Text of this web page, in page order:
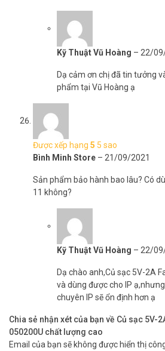
Kỹ Thuật Vũ Hoàng – 22/
Dạ cảm ơn chị đã tin tưởng
phẩm tại Vũ Hoàng ạ
Được xếp hạng 5 5 sao
Bình Minh Store – 21/09/2021
Sản phẩm bảo hành bao lâu? Có
11 không?
Kỹ Thuật Vũ Hoàng – 22/
Dạ chào anh,Củ sạc 5V-2A
và dùng được cho IP
chuyên IP sẽ ổn định hơn ạ
Chia sẻ nhận xét của bạn về Củ sạc 5V-
050200U chất lượng cao
Email của bạn sẽ không được hiển thị